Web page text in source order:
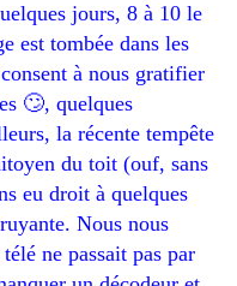
jours, 8 à 10 le
est tombée dans les
à nous gratifier
🙄, quelques
la récente tempête
du toit (ouf, sans
eu droit à quelques
Nous nous
ne passait pas par